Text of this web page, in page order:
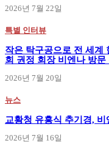
2026년 7월 22일
특별 인터뷰
작은 탁구공으로 전 세계
회 권정 회장 비엔나 방문
2026년 7월 20일
뉴스
교황청 유흥식 추기경,
2026년 7월 16일